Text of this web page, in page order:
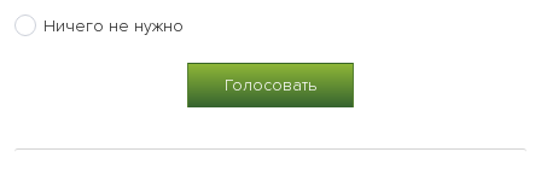
Ничего не нужно